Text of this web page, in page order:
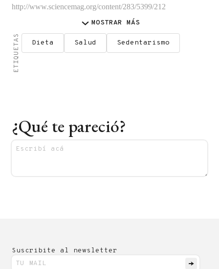
http://www.sciencemag.org/content/283/5399/212
MOSTRAR MÁS
ETIQUETAS Dieta Salud Sedentarismo
¿Qué te pareció?
Suscribite al newsletter